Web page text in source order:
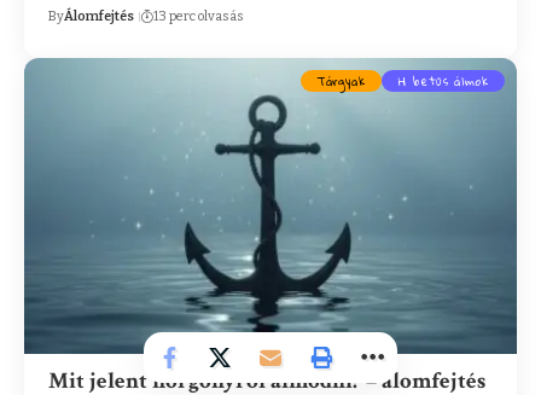
ByÁlomfejtés 13 perc olvasás
Tárgyak H betűs álmok
Mit jelent horgonyról álmodni? – álomfejtés